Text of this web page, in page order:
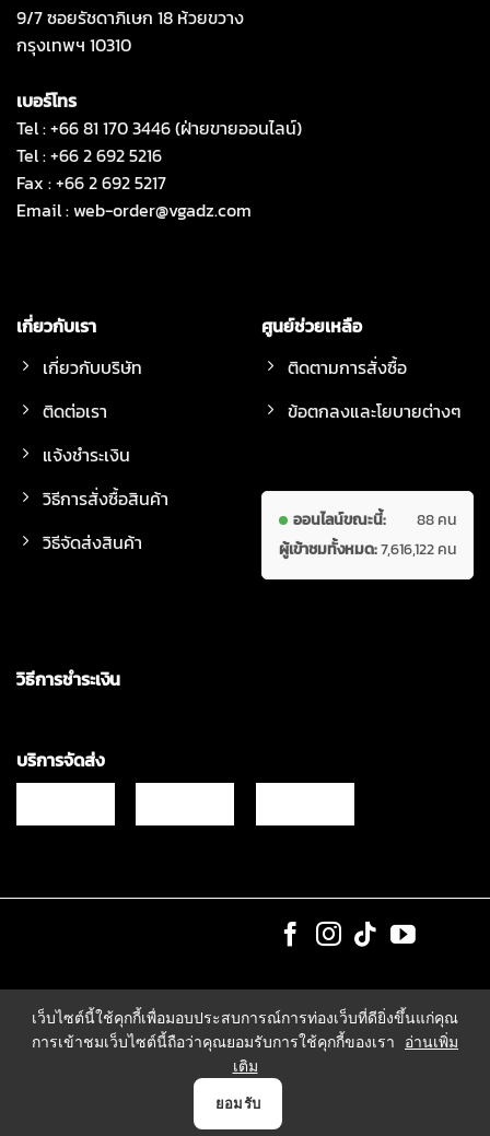
9/7 ซอยรัชดาภิเษก 18 ห้วยขวาง
กรุงเทพฯ 10310
เบอร์โทร
Tel : +66 81 170 3446 (ฝ่ายขายออนไลน์)
Tel : +66 2 692 5216
Fax : +66 2 692 5217
Email :web-order@vgadz.com
เกี่ยวกับเรา
เกี่ยวกับบริษัท
ติดต่อเรา
แจ้งชำระเงิน
วิธีการสั่งซื้อสินค้า
วิธีจัดส่งสินค้า
ศูนย์ช่วยเหลือ
ติดตามการสั่งซื้อ
ข้อตกลงและโยบายต่างๆ
ออนไลน์ขณะนี้:
88 คน
ผู้เข้าชมทั้งหมด:7,616,122 คน
วิธีการชำระเงิน
บริการจัดส่ง
เว็บไซต์นี้ใช้คุกกี้เพื่อมอบประสบการณ์การท่องเว็บที่ดียิ่งขึ้นแก่คุณ
การเข้าชมเว็บไซต์นี้ถือว่าคุณยอมรับการใช้คุกกี้ของเรา
อ่านเพิ่ม
เติม
ยอมรับ